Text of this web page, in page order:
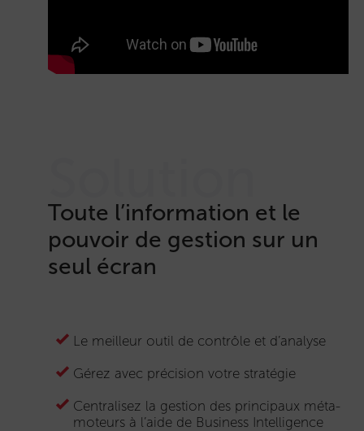
Toute l’information et le
pouvoir de gestion sur un
seul écran
Le meilleur outil de contrôle et d’analyse
Gérez avec précision votre stratégie
Centralisez la gestion des principaux méta-
moteurs à l’aide de Business Intelligence